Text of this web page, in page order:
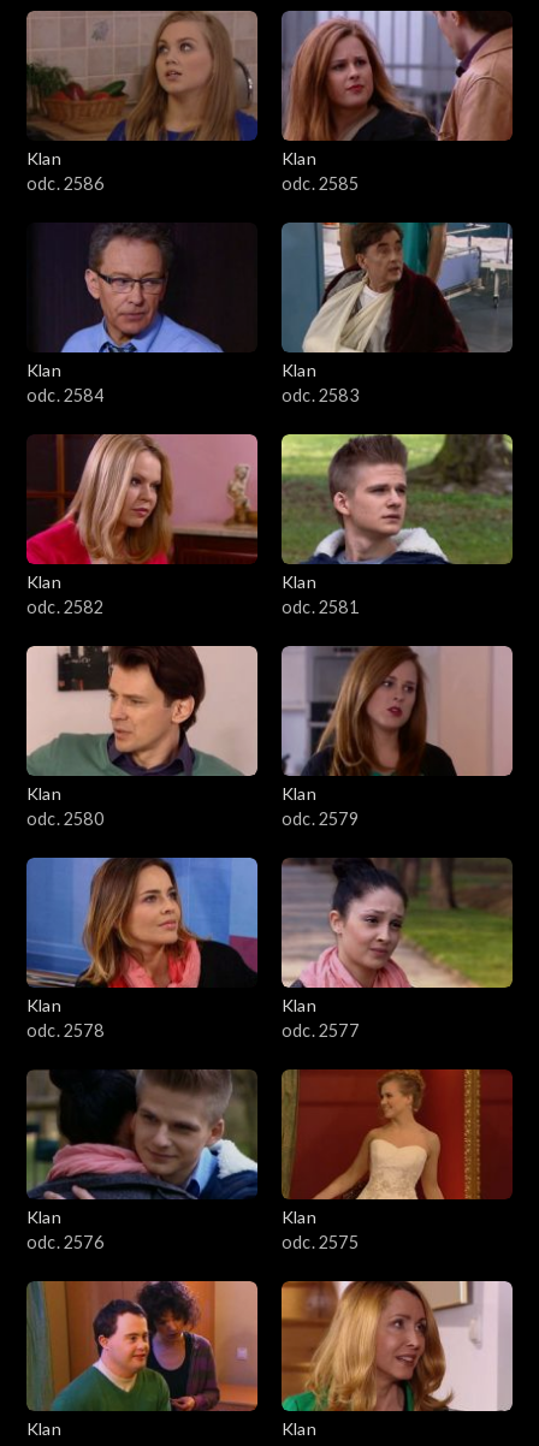
2201–2300
2101–2200
2001–2100
1901–2000
1801–1900
1701–1800
1601–1700
1501–1600
1401–1500
1301–1400
1201–1300
1101–1200
1001–1100
901–1000
801–900
701–800
601–700
501–600
401–500
301–400
201–300
101–200
Klan
odc. 2586
Klan
odc. 2585
Klan
odc. 2584
Klan
odc. 2583
Klan
odc. 2582
Klan
odc. 2581
Klan
odc. 2580
Klan
odc. 2579
Klan
odc. 2578
Klan
odc. 2577
Klan
odc. 2576
Klan
odc. 2575
Klan
Klan